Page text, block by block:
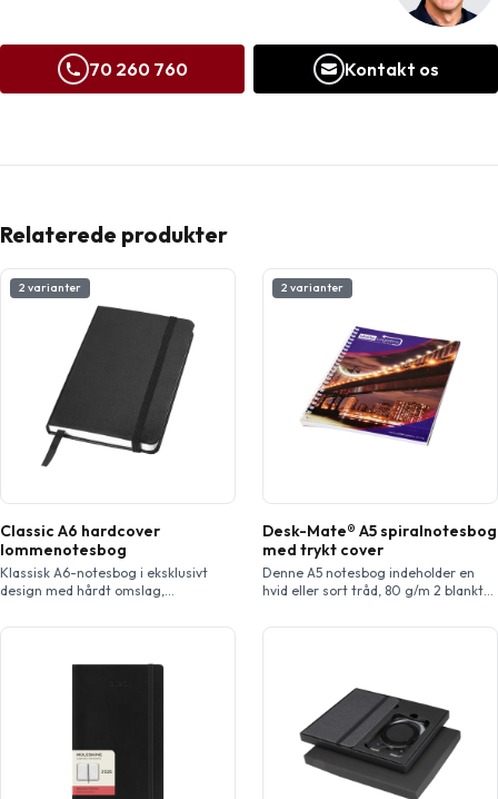
70 260 760 Kontakt os
Relaterede produkter
2 varianter
Classic A6 hardcover
lommenotesbog
Klassisk A6-notesbog i eksklusivt
design med hårdt omslag,
(80 g/m²). Ideel til notetagning. Med
Inkl. Journalbooks gaveetui.
2 varianter
Desk-Mate® A5 spiralnotesbog
med trykt cover
Denne A5 notesbog indeholder en
hvid eller sort tråd, 80 g/m 2 blankt
bagside (250 g/m 2).
samt på forsiden og bagsiden af
omslaget.